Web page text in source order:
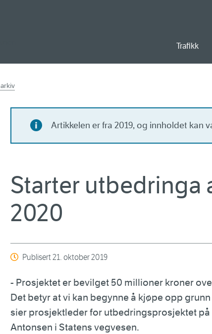
Trafikk
Artikkelen er fra 2019, og innholdet kan
Starter utbedringa
2020
Publisert21. oktober 2019
- Prosjektet er bevilget 50 millioner kroner
Det betyr at vi kan begynne å kjøpe opp
sier prosjektleder for utbedringsprosjektet på
Antonsen i Statens vegvesen.